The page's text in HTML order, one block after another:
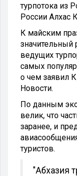
турпотока из
России Алхас
К майским
значительный
ведущих
самых
о чем заявил
Новости.
По данным
велик, что
заранее, и
туристов.
"Абхазия